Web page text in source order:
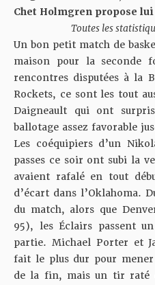
Chet Holmgren propose
Toutes les
Un bon petit match de
maison pour la seconde
rencontres disputées à la
Rockets, ce sont les tout
Daigneault qui ont
ballotage assez favorable
Les coéquipiers d’un
passes ce soir ont subi la
avaient rafalé en tout
d’écart dans l’Oklahoma.
du match, alors que
95), les Éclairs passent
partie. Michael Porter et
fait le plus dur pour
de la fin, mais un tir raté